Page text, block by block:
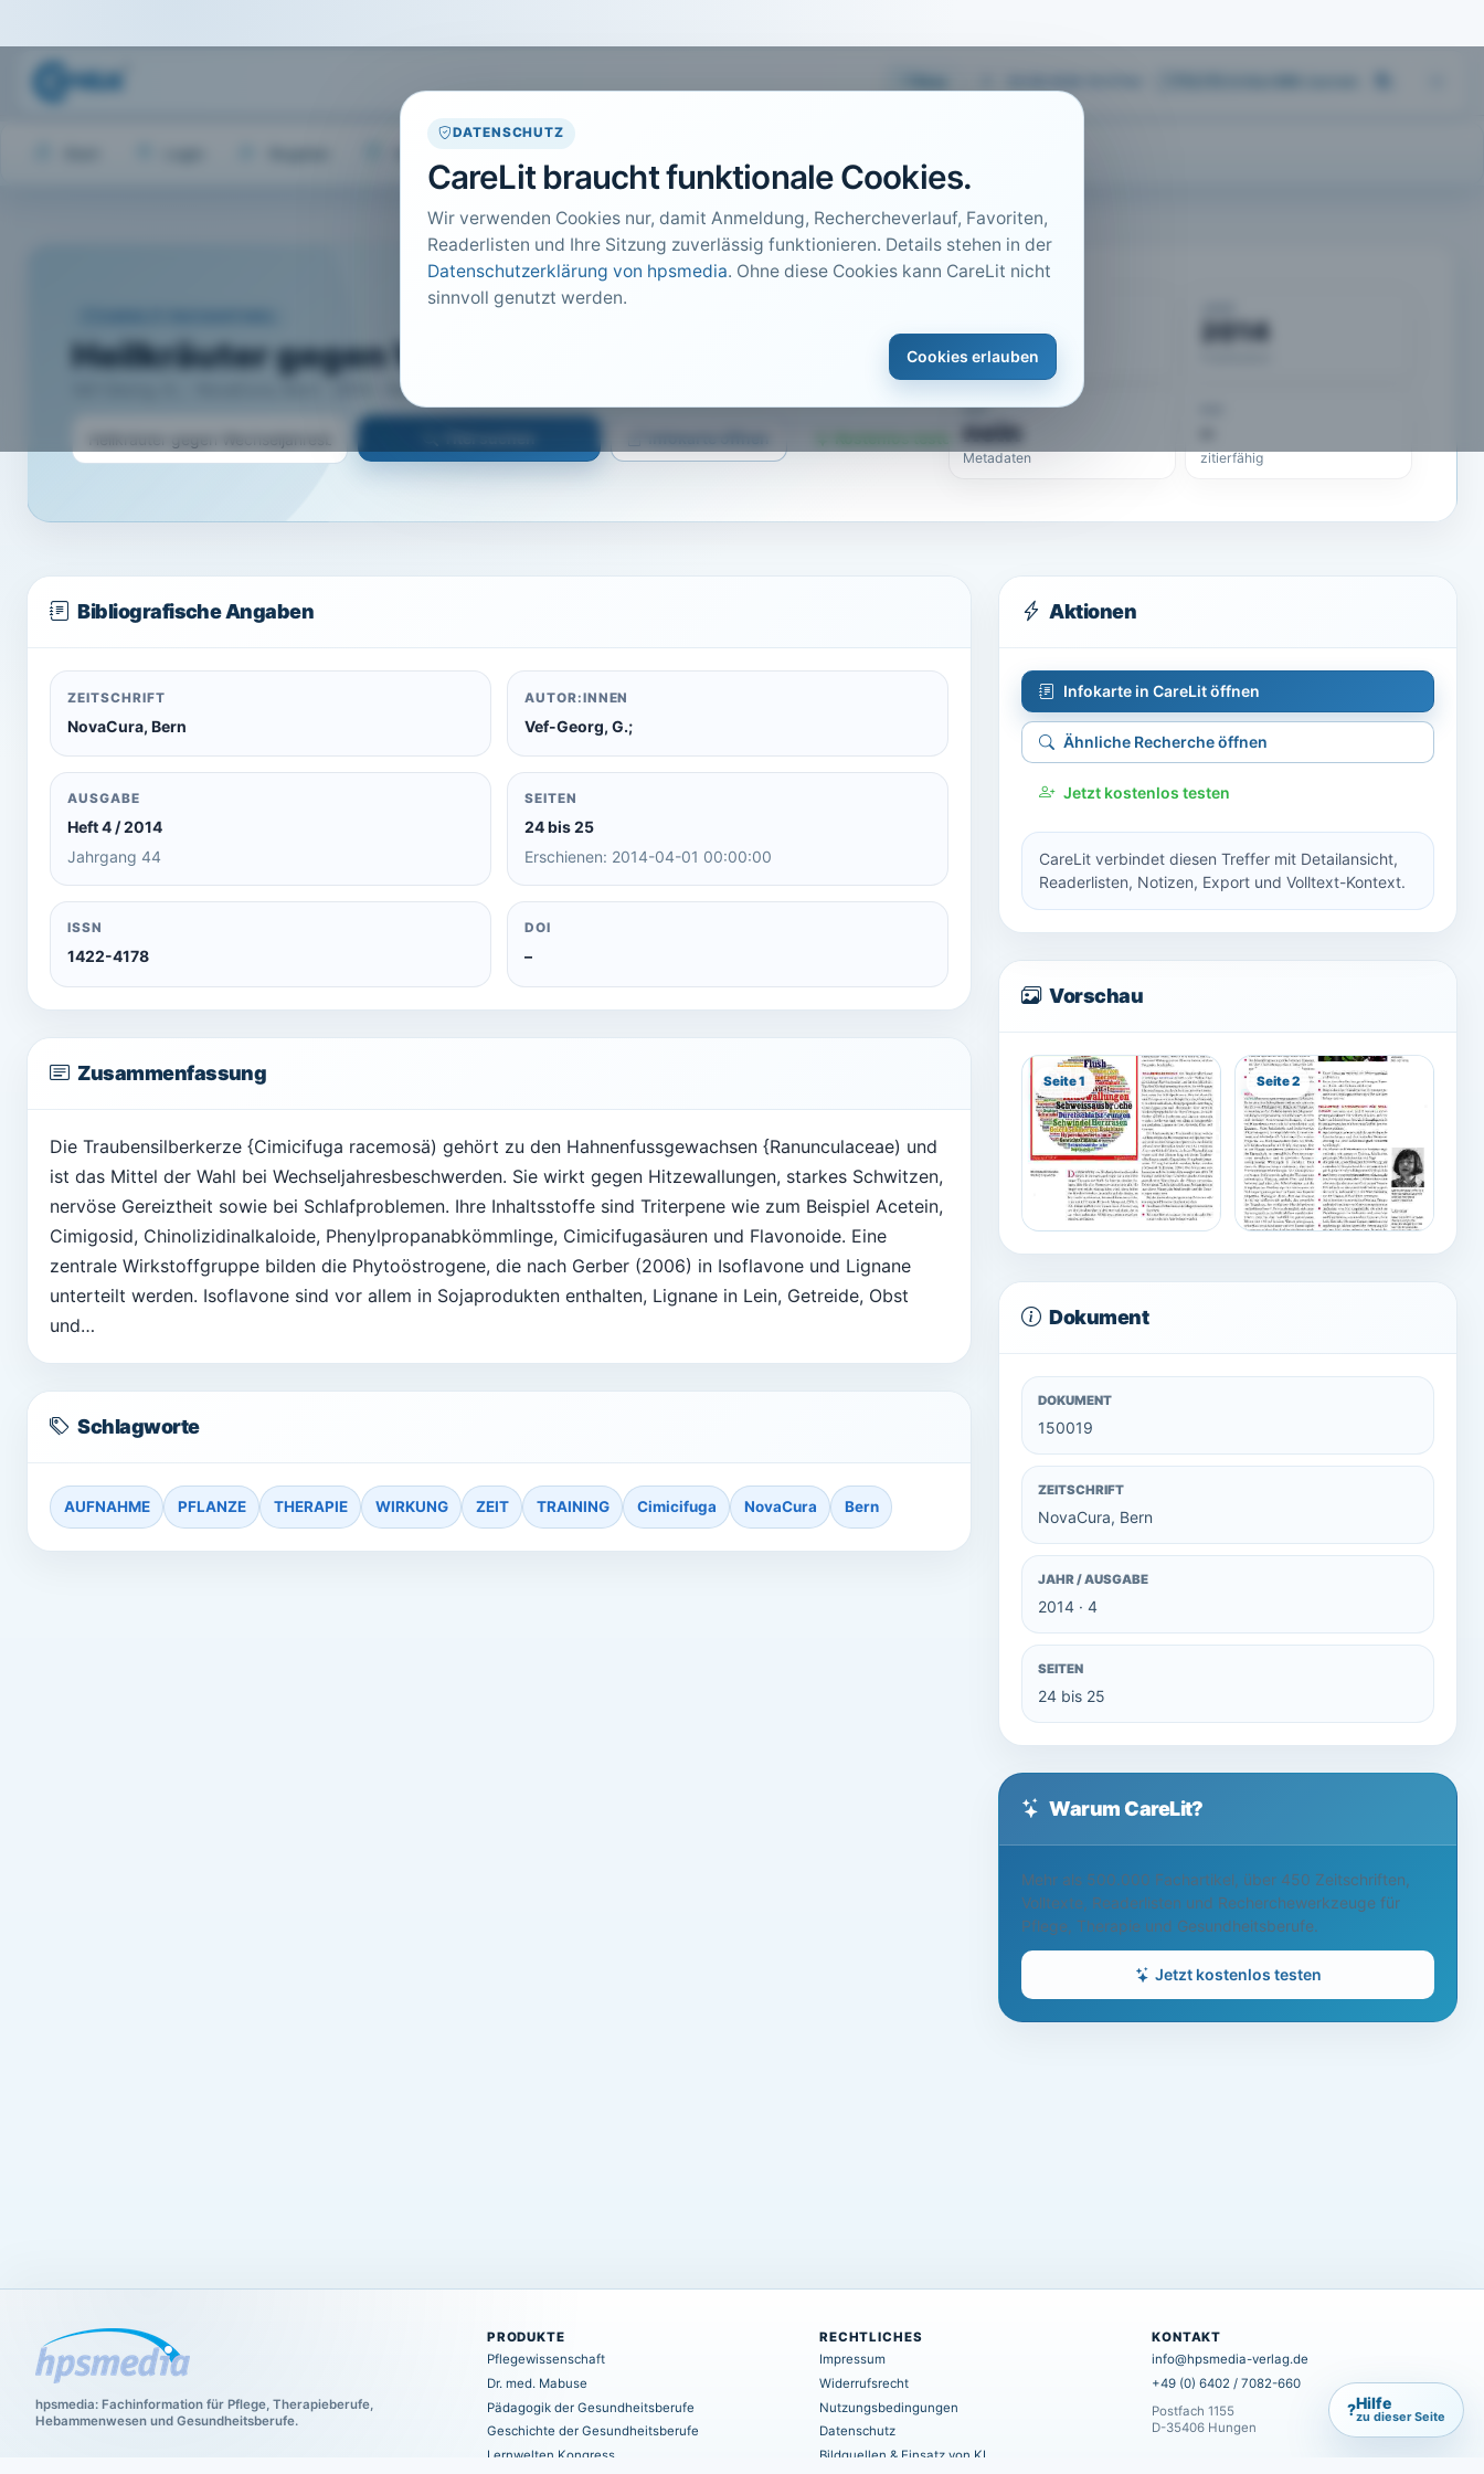
DATENSCHUTZ
CareLit braucht funktionale Cookies.
Wir verwenden Cookies nur, damit Anmeldung, Rechercheverlauf, Favoriten,
Readerlisten und Ihre Sitzung zuverlässig funktionieren. Details stehen in der
Datenschutzerklärung von hpsmedia. Ohne diese Cookies kann CareLit nicht
sinnvoll genutzt werden.
Cookies erlauben
Heilkräuter gegen Wechseljahresbeschwerden
Vef-Georg, G.; · NovaCura, Bern · 2014 · Heft 4 · S. 24 bis 25
150019
CareLit-ID
2014
PDF
nein
Metadaten zitierfähig
Bibliografische Angaben
ZEITSCHRIFT
NovaCura, Bern
AUTOR:INNEN
Vef-Georg, G.;
AUSGABE
Heft 4 / 2014
Jahrgang 44
SEITEN
24 bis 25
Erschienen: 2014-04-01 00:00:00
ISSN
1422-4178
DOI
–
Zusammenfassung
Die Traubensilberkerze {Cimicifuga racemosä) gehört zu den Hahnenfussgewachsen {Ranunculaceae) und
ist das Mittel der Wahl bei Wechseljahresbeschwerden. Sie wirkt gegen Hitzewallungen, starkes Schwitzen,
nervöse Gereiztheit sowie bei Schlafproblemen. Ihre Inhaltsstoffe sind Triterpene wie zum Beispiel Acetein,
Cimigosid, Chinolizidinalkaloide, Phenylpropanabkömmlinge, Cimicifugasäuren und Flavonoide. Eine
zentrale Wirkstoffgruppe bilden die Phytoöstrogene, die nach Gerber (2006) in Isoflavone und Lignane
unterteilt werden. Isoflavone sind vor allem in Sojaprodukten enthalten, Lignane in Lein, Getreide, Obst
und…
Schlagworte
AUFNAHME PFLANZE THERAPIE WIRKUNG ZEIT TRAINING Cimicifuga NovaCura Bern
Aktionen
Infokarte in CareLit öffnen
Ähnliche Recherche öffnen
Jetzt kostenlos testen
CareLit verbindet diesen Treffer mit Detailansicht,
Readerlisten, Notizen, Export und Volltext-Kontext.
Vorschau
Seite 1 Seite 2
Dokument
DOKUMENT
150019
ZEITSCHRIFT
NovaCura, Bern
JAHR / AUSGABE
2014 · 4
SEITEN
24 bis 25
Warum CareLit?
Mehr als 500.000 Fachartikel, über 450 Zeitschriften,
Volltexte, Readerlisten und Recherchewerkzeuge für
Pflege, Therapie und Gesundheitsberufe.
Jetzt kostenlos testen
hpsmedia: Fachinformation für Pflege, Therapieberufe,
Hebammenwesen und Gesundheitsberufe.
PRODUKTE
Pflegewissenschaft
Dr. med. Mabuse
Pädagogik der Gesundheitsberufe
Geschichte der Gesundheitsberufe
Lernwelten Kongress
RECHTLICHES
Impressum
Widerrufsrecht
Nutzungsbedingungen
Datenschutz
Bildquellen & Einsatz von KI
KONTAKT
info@hpsmedia-verlag.de
+49 (0) 6402 / 7082-660
Postfach 1155
D-35406 Hungen
?Hilfe
zu dieser Seite